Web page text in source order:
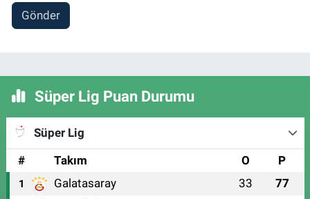
Gönder
Süper Lig Puan Durumu
Süper Lig
#
Takım O P
1 Galatasaray 33 77